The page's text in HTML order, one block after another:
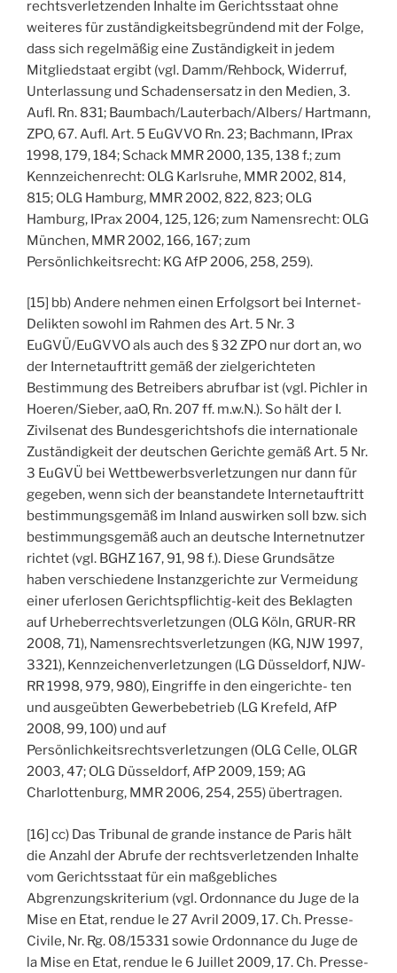
rechtsverletzenden Inhalte im Gerichtsstaat ohne
weiteres für zuständigkeitsbegründend mit der Folge,
dass sich regelmäßig eine Zuständigkeit in jedem
Mitgliedstaat ergibt (vgl. Damm/Rehbock, Widerruf,
Unterlassung und Schadensersatz in den Medien, 3.
Aufl. Rn. 831; Baumbach/Lauterbach/Albers/ Hartmann,
ZPO, 67. Aufl. Art. 5 EuGVVO Rn. 23; Bachmann, IPrax
1998, 179, 184; Schack MMR 2000, 135, 138 f.; zum
Kennzeichenrecht: OLG Karlsruhe, MMR 2002, 814,
815; OLG Hamburg, MMR 2002, 822, 823; OLG
Hamburg, IPrax 2004, 125, 126; zum Namensrecht: OLG
München, MMR 2002, 166, 167; zum
Persönlichkeitsrecht: KG AfP 2006, 258, 259).
[15] bb) Andere nehmen einen Erfolgsort bei Internet-
Delikten sowohl im Rahmen des Art. 5 Nr. 3
EuGVÜ/EuGVVO als auch des § 32 ZPO nur dort an, wo
der Internetauftritt gemäß der zielgerichteten
Bestimmung des Betreibers abrufbar ist (vgl. Pichler in
Hoeren/Sieber, aaO, Rn. 207 ff. m.w.N.). So hält der I.
Zivilsenat des Bundesgerichtshofs die internationale
Zuständigkeit der deutschen Gerichte gemäß Art. 5 Nr.
3 EuGVÜ bei Wettbewerbsverletzungen nur dann für
gegeben, wenn sich der beanstandete Internetauftritt
bestimmungsgemäß im Inland auswirken soll bzw. sich
bestimmungsgemäß auch an deutsche Internetnutzer
richtet (vgl. BGHZ 167, 91, 98 f.). Diese Grundsätze
haben verschiedene Instanzgerichte zur Vermeidung
einer uferlosen Gerichtspflichtig-keit des Beklagten
auf Urheberrechtsverletzungen (OLG Köln, GRUR-RR
2008, 71), Namensrechtsverletzungen (KG, NJW 1997,
3321), Kennzeichenverletzungen (LG Düsseldorf, NJW-
RR 1998, 979, 980), Eingriffe in den eingerichte- ten
und ausgeübten Gewerbebetrieb (LG Krefeld, AfP
2008, 99, 100) und auf
Persönlichkeitsrechtsverletzungen (OLG Celle, OLGR
2003, 47; OLG Düsseldorf, AfP 2009, 159; AG
Charlottenburg, MMR 2006, 254, 255) übertragen.
[16] cc) Das Tribunal de grande instance de Paris hält
die Anzahl der Abrufe der rechtsverletzenden Inhalte
vom Gerichtsstaat für ein maßgebliches
Abgrenzungskriterium (vgl. Ordonnance du Juge de la
Mise en Etat, rendue le 27 Avril 2009, 17. Ch. Presse-
Civile, Nr. Rg. 08/15331 sowie Ordonnance du Juge de
la Mise en Etat, rendue le 6 Juillet 2009, 17. Ch. Presse-